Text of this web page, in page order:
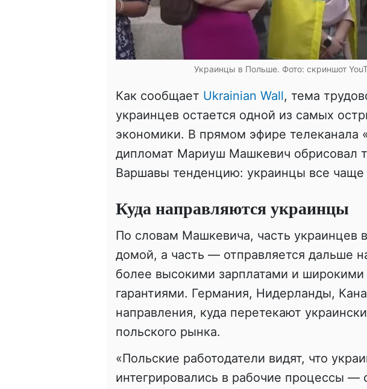
Украинцы в Польше. Фото: скриншот
Как сообщает Ukrainian Wall, тема
украинцев остается одной из самых
экономики. В прямом эфире телеканала
дипломат Мариуш Машкевич обрисовал
Варшавы тенденцию: украинцы все
Куда направляются украинцы
По словам Машкевича, часть украинцев
домой, а часть — отправляется дальше
более высокими зарплатами и
гарантиями. Германия, Нидерланды,
направления, куда перетекают
польского рынка.
«Польские работодатели видят, что
интегрировались в рабочие процессы —